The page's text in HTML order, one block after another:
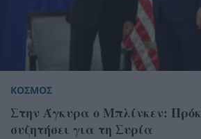
ΚΟΣΜΟΣ
Στην Άγκυρα ο Μπλίνκεν:
συζητήσει για τη Συρία